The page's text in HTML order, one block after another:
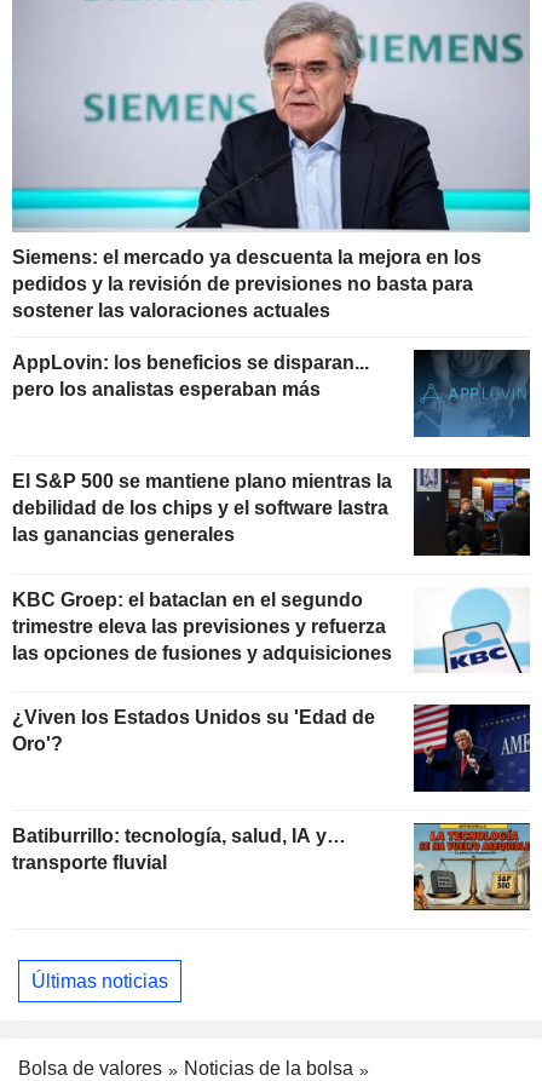
Siemens: el mercado ya descuenta la mejora en los
pedidos y la revisión de previsiones no basta para
sostener las valoraciones actuales
AppLovin: los beneficios se disparan...
pero los analistas esperaban más
El S&P 500 se mantiene plano mientras la
debilidad de los chips y el software lastra
las ganancias generales
KBC Groep: el bataclan en el segundo
trimestre eleva las previsiones y refuerza
las opciones de fusiones y adquisiciones
¿Viven los Estados Unidos su 'Edad de
Oro'?
Batiburrillo: tecnología, salud, IA y…
transporte fluvial
Últimas noticias
Bolsa de valores
Noticias de la bolsa